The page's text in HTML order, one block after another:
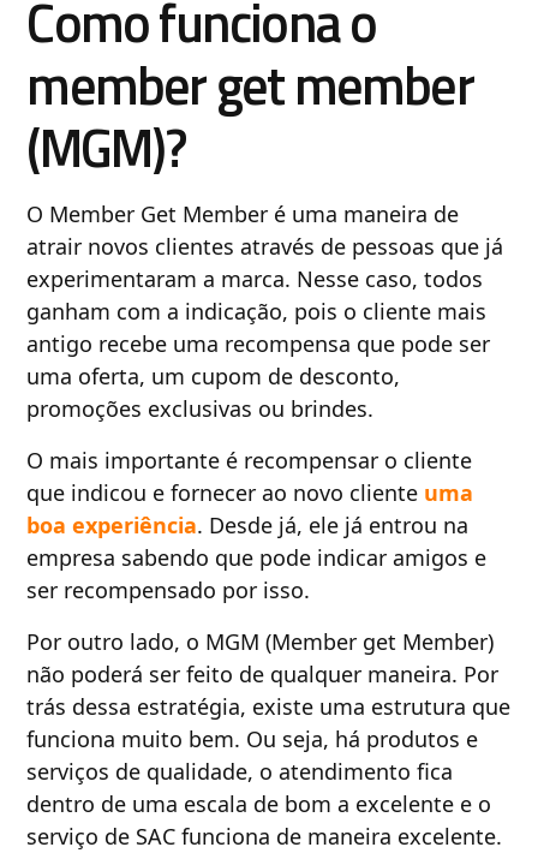
Como funciona o
member get member
(MGM)?
O Member Get Member é uma maneira de
atrair novos clientes através de pessoas que já
experimentaram a marca. Nesse caso, todos
ganham com a indicação, pois o cliente mais
antigo recebe uma recompensa que pode ser
uma oferta, um cupom de desconto,
promoções exclusivas ou brindes.
O mais importante é recompensar o cliente
que indicou e fornecer ao novo cliente uma
boa experiência. Desde já, ele já entrou na
empresa sabendo que pode indicar amigos e
ser recompensado por isso.
Por outro lado, o MGM (Member get Member)
não poderá ser feito de qualquer maneira. Por
trás dessa estratégia, existe uma estrutura que
funciona muito bem. Ou seja, há produtos e
serviços de qualidade, o atendimento fica
dentro de uma escala de bom a excelente e o
serviço de SAC funciona de maneira excelente.